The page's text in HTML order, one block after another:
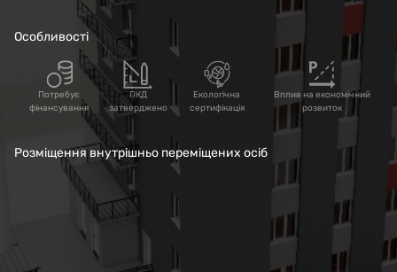
Особливості
Потребує
фінансування
ПКД
затверджено
Екологічна
сертифікація
Вплив на економічний
розвиток
Розміщення внутрішньо переміщених осіб